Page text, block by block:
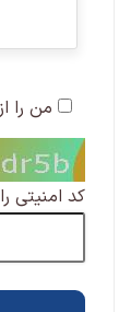
من را
کد امنیتی